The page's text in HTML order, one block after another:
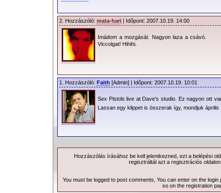
2. Hozzászóló: mata-hari | Időpont: 2007.10.19. 14:00
Imádom a mozgását. Nagyon laza a csávó.
Viccolgat! Hihihi.
1. Hozzászóló: Faith [Admin] | Időpont: 2007.10.19. 10:01
Sex Pistols live at Dave’s studio. Ez nagyon ott
Lassan egy klippet is összerak így, mondjuk
Hozzászólás írásához be kell jelentkezned, ezt a belépési
regisztráltál azt a regisztrációs
You must be logged to post comments, You can enter on the login
so on the registration